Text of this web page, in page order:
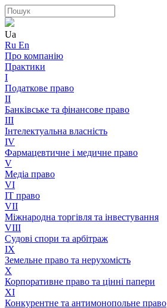
Ua
Ru En
Про компанію
Практики
I
Податкове право
II
Банківське та фінансове право
III
Інтелектуальна власність
IV
Фармацевтичне і медичне право
V
Медіа право
VI
IT право
VII
Міжнародна торгівля та інвестування
VIII
Судові спори та арбітраж
IX
Земельне право та нерухомість
X
Корпоративне право та цінні папери
XI
Конкурентне та антимонопольне право